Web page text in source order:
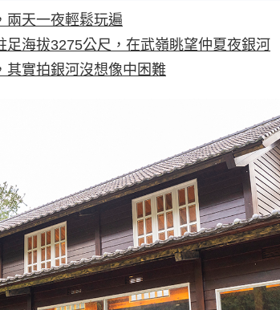
兩天一夜輕鬆玩遍
海拔3275公尺，在武嶺眺望仲夏夜銀河
其實拍銀河沒想像中困難